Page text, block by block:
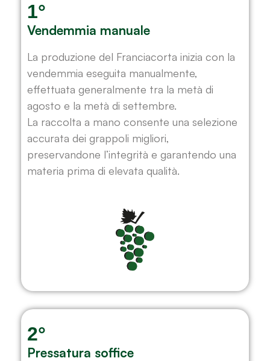
1°
Vendemmia manuale
La produzione del Franciacorta inizia con la
vendemmia eseguita manualmente,
effettuata generalmente tra la metà di
agosto e la metà di settembre.
La raccolta a mano consente una selezione
accurata dei grappoli migliori,
preservandone l’integrità e garantendo una
materia prima di elevata qualità.
2°
Pressatura soffice